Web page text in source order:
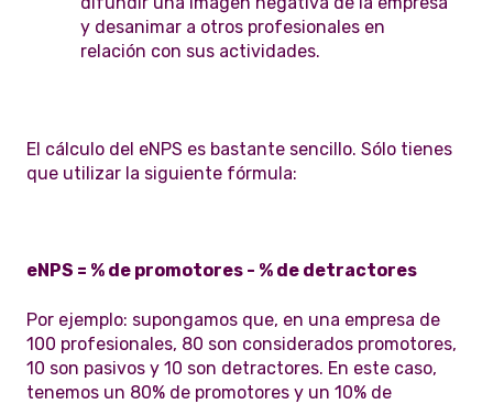
y desanimar a otros profesionales en
relación con sus actividades.
El cálculo del eNPS es bastante sencillo. Sólo tienes
que utilizar la siguiente fórmula:
eNPS = % de promotores - % de detractores
Por ejemplo: supongamos que, en una empresa de
100 profesionales, 80 son considerados promotores,
10 son pasivos y 10 son detractores. En este caso,
tenemos un 80% de promotores y un 10% de